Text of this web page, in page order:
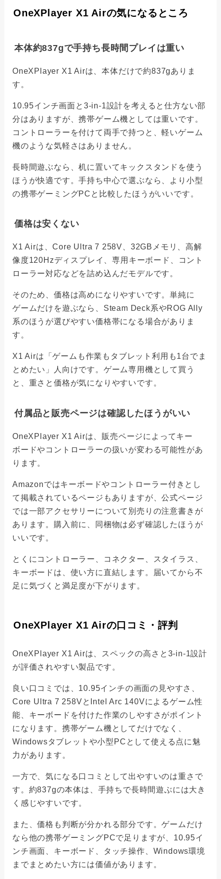
OneXPlayer X1 Airの気になるところ
本体約837gで手持ち長時間プレイは重い
OneXPlayer X1 Airは、本体だけで約837gありま
す。
10.95インチ画面と3-in-1設計を考えると仕方ない部
分はありますが、携帯ゲーム機としては重いです。
コントローラーを付けて両手で持つと、軽いゲーム
機のような気軽さはありません。
長時間遊ぶなら、机に置いてキックスタンドを使う
ほうが快適です。手持ち中心で選ぶなら、より小型
の携帯ゲーミングPCと比較したほうがいいです。
価格は安くない
X1 Airは、Core Ultra 7 258V、32GBメモリ、高解
像度120Hzディスプレイ、専用キーボード、コント
ローラー対応などを詰め込んだモデルです。
そのため、価格は高めになりやすいです。単純に
ゲームだけを遊ぶなら、Steam Deck系やROG Ally
系のほうが選びやすい価格帯になる場合がありま
す。
X1 Airは「ゲームも作業もタブレット利用も1台でま
とめたい」人向けです。ゲーム専用機として買う
と、重さと価格が気になりやすいです。
付属品と販売ページは確認したほうがいい
OneXPlayer X1 Airは、販売ページによってキー
ボードやコントローラーの扱いが変わる可能性があ
ります。
Amazonではキーボードやコントローラー付きとし
て掲載されているページもありますが、公式ページ
では一部アクセサリーについて別売りの注意書きが
あります。購入前に、同梱物は必ず確認したほうが
いいです。
とくにコントローラー、コネクター、スタイラス、
キーボードは、使い方に直結します。届いてから不
足に気づくと満足度が下がります。
OneXPlayer X1 Airの口コミ・評判
OneXPlayer X1 Airは、スペックの高さと3-in-1設計
が評価されやすい製品です。
良い口コミでは、10.95インチの画面の見やすさ、
Core Ultra 7 258VとIntel Arc 140Vによるゲーム性
能、キーボードを付けた作業のしやすさがポイント
になります。携帯ゲーム機としてだけでなく、
Windowsタブレットや小型PCとして使える点に魅
力があります。
一方で、気になる口コミとして出やすいのは重さで
す。約837gの本体は、手持ちで長時間遊ぶには大き
く感じやすいです。
また、価格も判断が分かれる部分です。ゲームだけ
なら他の携帯ゲーミングPCで足りますが、10.95イ
ンチ画面、キーボード、タッチ操作、Windows環境
までまとめたい方には価値があります。